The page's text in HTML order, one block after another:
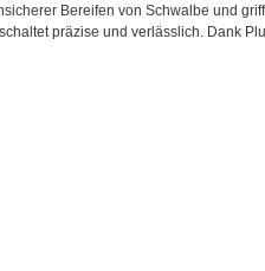
Bereifen von Schwalbe und
präzise und verlässlich. Dank